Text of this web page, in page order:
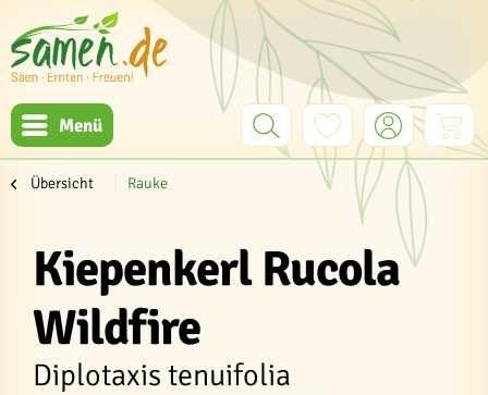
Menü
Übersicht Rauke
Kiepenkerl Rucola
Wildfire
Diplotaxis tenuifolia